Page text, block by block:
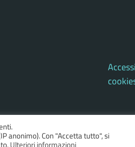
anonimo). Con "Accetta tutto", si
Ulteriori informazioni